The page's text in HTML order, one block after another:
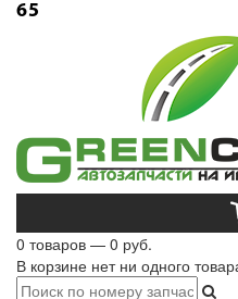
65
0 товаров — 0 руб.
В корзине нет ни одного